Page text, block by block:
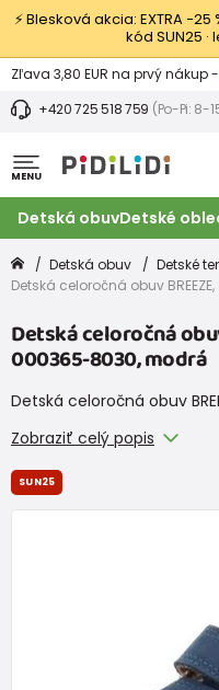
⚡ Blesková akcia: EXTRA
kód SUN25
Výmena a vrátenie tovaru -
Zľava 3,80 EUR na prvý nákup -
+420 725 518 759 (Po-Pi: 8-
MENU
Detská obuvDetské
Detská obuv
Detské
Detská celoročná obuv
Detská celoročná
000365-8030, modrá
Detská celoročná obuv
Zobraziť celý popis
SUN25